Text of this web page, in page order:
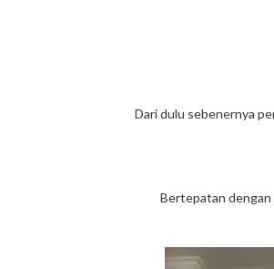
Dari dulu sebenernya
Bertepatan dengan